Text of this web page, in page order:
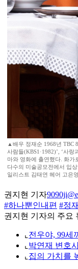
▲배우 정재순 1968년 TBC
사람들(KBS1·1982)’, ‘사랑
마와 영화에 출연했다. 화가
다수의 미술공모전에서 입
일리스트 김태연 헤어 고은
권지현 기자
#하나뿐인내편 #정
권지현 기자의 주요
⌞ 전우야, 99세
⌞ 박연재 변호
⌞ 집의 가치를